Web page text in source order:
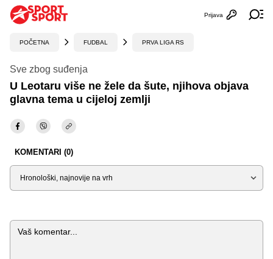
Otvori
Prijava
POČETNA FUDBAL PRVA LIGA RS
Sve zbog suđenja
U Leotaru više ne žele da šute, njihova objava
glavna tema u cijeloj zemlji
KOMENTARI (0)
Sortiraj
Komentar